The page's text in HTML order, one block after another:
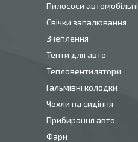
Пилососи автомобільні
Свічки запалювання
Зчеплення
Тенти для авто
Тепловентилятори
Гальмівні колодки
Чохли на сидіння
Прибирання авто
Фари